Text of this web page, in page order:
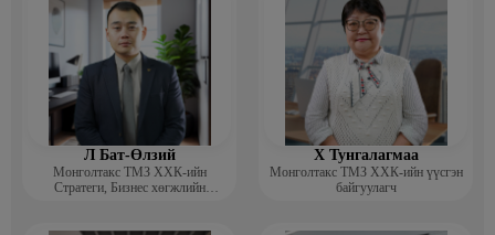
Л Бат-Өлзий
Монголтакс ТМЗ ХХК-ийн
Стратеги, Бизнес хөгжлийн
Х Тунгалагмаа
Монголтакс ТМЗ ХХК-ийн үүсгэн
байгуулагч